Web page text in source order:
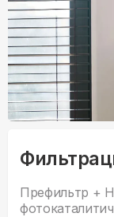
Префильтр +